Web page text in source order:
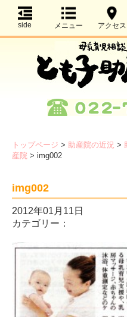
side メニュー アクセス
トップページ > 助産院の近況 >
産院 > img002
img002
2012年01月11日
カテゴリー：